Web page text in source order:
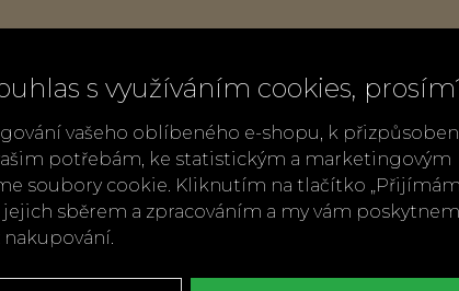
s využíváním cookies,
vašeho oblíbeného e-shopu, k
potřebám, ke statistickým a marketingovým
soubory cookie. Kliknutím na tlačítko
sběrem a zpracováním a my vám